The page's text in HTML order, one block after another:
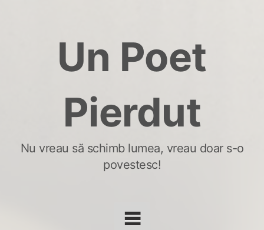
Un Poet
Pierdut
Nu vreau să schimb lumea, vreau doar s-o
povestesc!